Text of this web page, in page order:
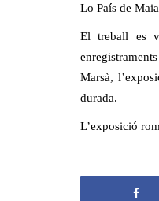
Lo País de
El treball es
Marsà,
durada.
L’exposició